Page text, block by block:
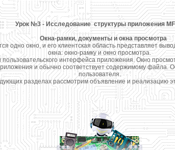
Урок №3 - Исследование структуры приложения
Окна-рамки, документы и окна просмотра
окно, и его клиентская область представляет
окна: окно-рамку и окно просмотра.
интерфейса приложения. Окно
и обычно соответствует содержимому файла.
пользователя.
разделах рассмотрим объявление и реализацию